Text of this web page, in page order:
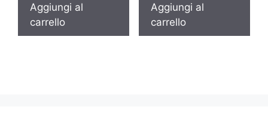
Aggiungi al
carrello
Aggiungi al
carrello